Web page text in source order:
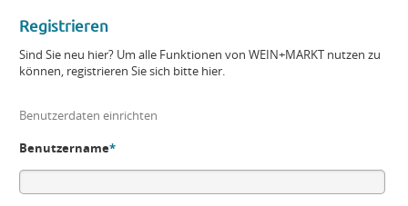
Registrieren
Sind Sie neu hier? Um alle Funktionen von WEIN+MARKT nutzen zu
können, registrieren Sie sich bitte hier.
Benutzerdaten einrichten
Benutzername*